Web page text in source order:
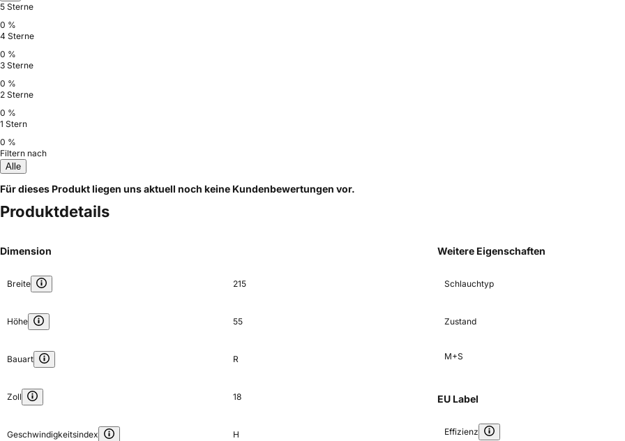
5 Sterne
0 %
4 Sterne
0 %
3 Sterne
0 %
2 Sterne
0 %
1 Stern
0 %
Filtern nach
Alle
Für dieses Produkt liegen uns aktuell noch keine Kundenbewertungen vor.
Produktdetails
Dimension
Breite 215
Höhe 55
Bauart R
Zoll 18
Geschwindigkeitsindex H
Weitere Eigenschaften
Schlauchtyp
Zustand
M+S
EU Label
Effizienz